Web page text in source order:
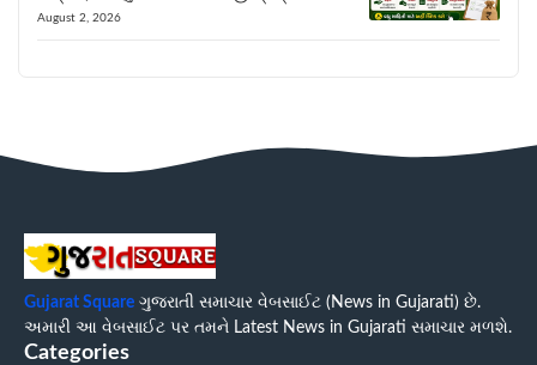
August 2, 2026
Gujarat Square ગુજરાતી સમાચાર વેબસાઈટ (News in Gujarati) છે.
અમારી આ વેબસાઈટ પર તમને Latest News in Gujarati સમાચાર મળશે.
Categories